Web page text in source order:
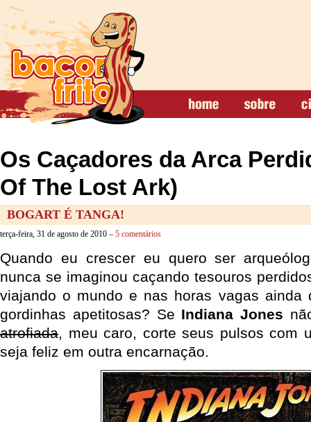
Os Caçadores da Arca
Of The Lost Ark)
BOGART É TANGA!
terça-feira, 31 de agosto de 2010 – 5 comentários
Quando eu crescer eu quero ser
nunca se imaginou caçando tesouros
viajando o mundo e nas horas vagas ainda
gordinhas apetitosas? Se Indiana Jones
atrofiada, meu caro, corte seus pulsos com
seja feliz em outra encarnação.